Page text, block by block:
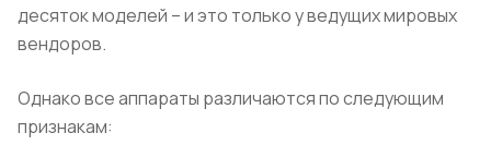
десяток моделей – и это только у ведущих мировых
вендоров.
Однако все аппараты различаются по следующим
признакам: